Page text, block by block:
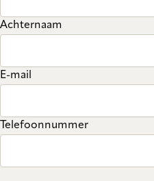
Achternaam
E-mail
Telefoonnummer